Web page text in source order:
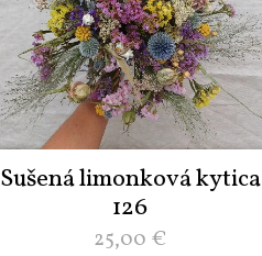
Sušená limonková kytica
126
25,00 €